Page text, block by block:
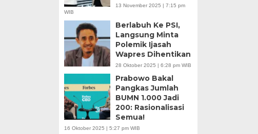
13 November 2025 | 7:15 pm
WIB
Berlabuh Ke PSI,
Langsung Minta
Polemik Ijasah
Wapres Dihentikan
28 Oktober 2025 | 6:28 pm WIB
Prabowo Bakal
Pangkas Jumlah
BUMN 1.000 Jadi
200: Rasionalisasi
Semua!
16 Oktober 2025 | 5:27 pm WIB